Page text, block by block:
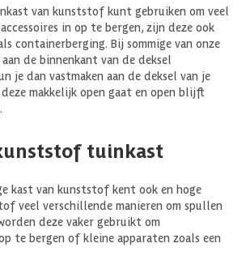
van kunststof kunt gebruiken om veel
in op te bergen, zijn deze ook
containerberging. Bij sommige van onze
de binnenkant van de deksel
je dan vastmaken aan de deksel van je
makkelijk open gaat en open blijft
tuinkast
kast van kunststof kent ook en hoge
veel verschillende manieren om spullen
deze vaker gebruikt om
te bergen of kleine apparaten zoals een